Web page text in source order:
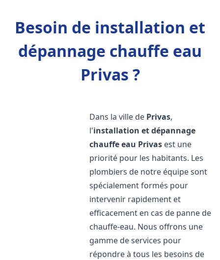
Besoin de installation et
dépannage chauffe eau
Privas ?
Dans la ville de Privas,
l'installation et dépannage
chauffe eau Privas est une
priorité pour les habitants. Les
plombiers de notre équipe sont
spécialement formés pour
intervenir rapidement et
efficacement en cas de panne de
chauffe-eau. Nous offrons une
gamme de services pour
répondre à tous les besoins de